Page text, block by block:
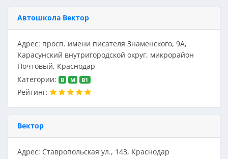
Автошкола Вектор
Адрес: просп. имени писателя Знаменского, 9А,
Карасунский внутригородской округ, микрорайон
Почтовый, Краснодар
Категории:
B M В1
Рейтинг:
Вектор
Адрес: Ставропольская ул., 143, Краснодар